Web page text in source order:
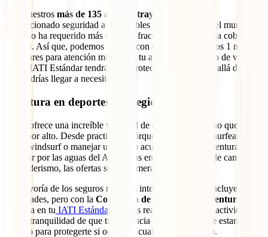
Con nuestros más de 135 años de trayectoria
proporcionado seguridad a incontables viajeros en todo el mundo, y
ninguno ha requerido más que una fracción de esa amplia cobertura
médica. Así que, podemos afirmar con certeza que con los 1 millón
de dólares para atención médica en tu asistencia y seguro de viaje a
Brasil IATI Estándar tendrás una protección que va más allá de lo
que podrías llegar a necesitar.
Aventura en deportes, protegida
Brasil ofrece una increíble variedad de actividades que no querrás
pasar por alto. Desde practicar esnórquel en sus costas, surfear,
hacer windsurf o manejar una moto acuática, hasta la aventura de
navegar por las aguas del Amazonas en kayak seguido de caminos
de senderismo, las ofertas son innumerables.
La mayoría de los seguros médicos internacionales no incluyen estas
actividades, pero con la Cobertura de Deportes de Aventura
incluida en tu IATI Estándar
, podrás realizar todas estas actividades
con la tranquilidad de que tu asistencia y seguro de viaje estarán
contigo para protegerte si ocurriera cualquier imprevisto.